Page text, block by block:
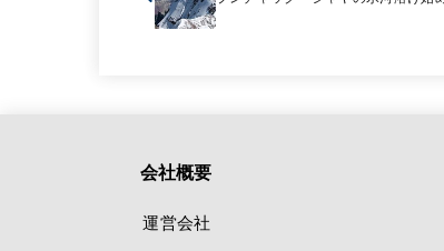
会社概要
運営会社